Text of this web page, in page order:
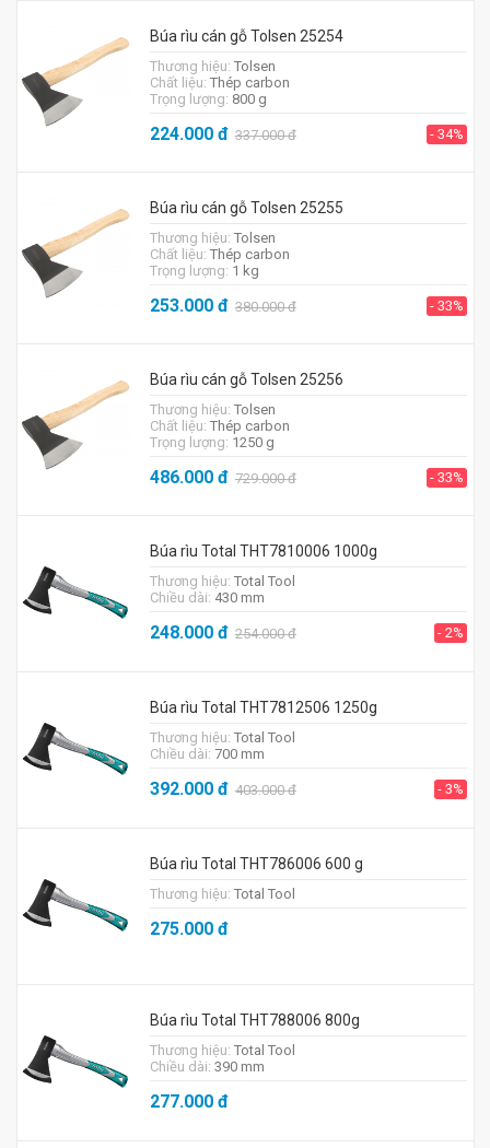
Búa rìu cán gỗ Tolsen 25254
Thương hiệu: Tolsen
Chất liệu: Thép carbon
Trọng lượng: 800 g
224.000đ 337.000đ - 34%
Búa rìu cán gỗ Tolsen 25255
Thương hiệu: Tolsen
Chất liệu: Thép carbon
Trọng lượng: 1 kg
253.000đ 380.000đ - 33%
Búa rìu cán gỗ Tolsen 25256
Thương hiệu: Tolsen
Chất liệu: Thép carbon
Trọng lượng: 1250 g
486.000đ 729.000đ - 33%
Búa rìu Total THT7810006 1000g
Thương hiệu: Total Tool
Chiều dài: 430 mm
248.000đ 254.000đ - 2%
Búa rìu Total THT7812506 1250g
Thương hiệu: Total Tool
Chiều dài: 700 mm
392.000đ 403.000đ - 3%
Búa rìu Total THT786006 600 g
Thương hiệu: Total Tool
275.000đ
Búa rìu Total THT788006 800g
Thương hiệu: Total Tool
Chiều dài: 390 mm
277.000đ